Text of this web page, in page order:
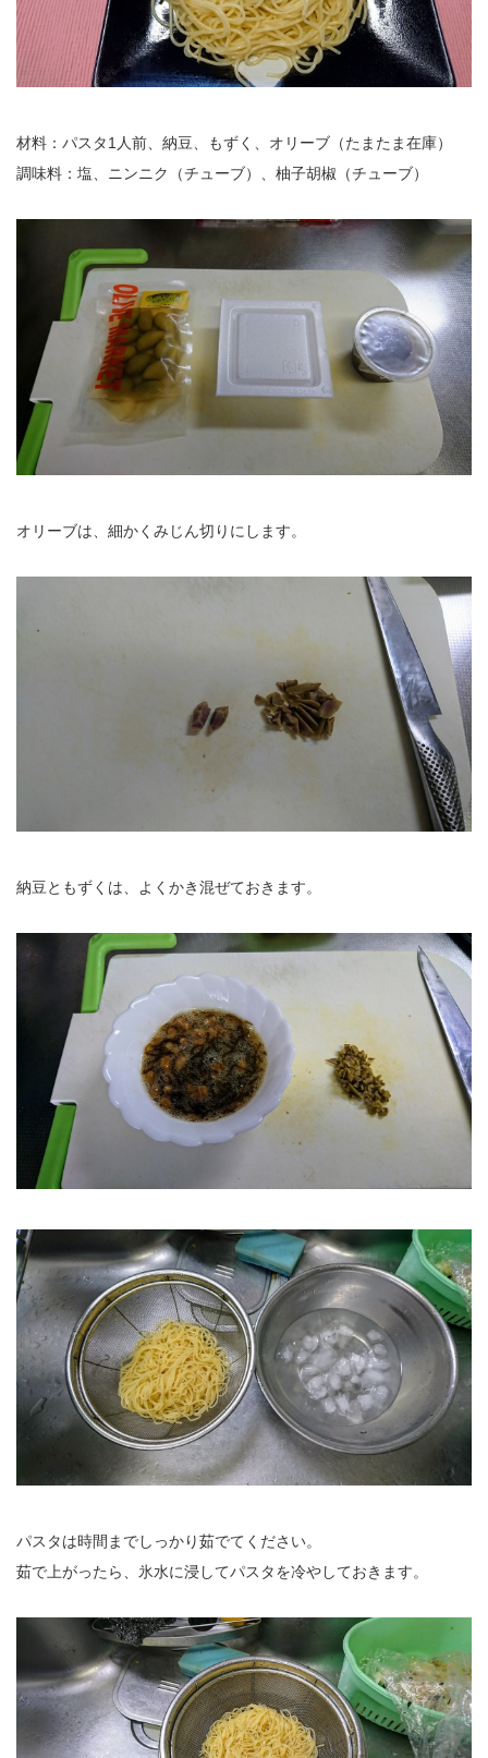
材料：パスタ1人前、納豆、もずく、オリーブ（たまたま在庫）
調味料：塩、ニンニク（チューブ）、柚子胡椒（チューブ）
オリーブは、細かくみじん切りにします。
納豆ともずくは、よくかき混ぜておきます。
パスタは時間までしっかり茹でてください。
茹で上がったら、氷水に浸してパスタを冷やしておきます。